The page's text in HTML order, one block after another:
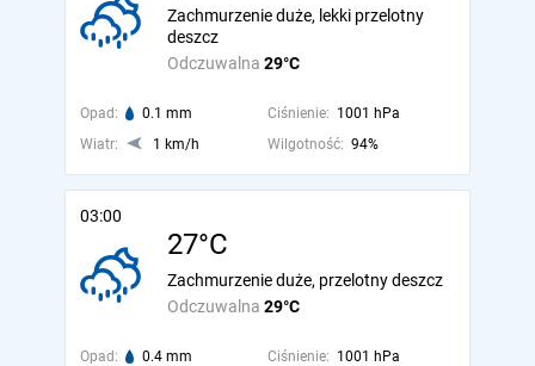
Odczuwalna 29°C
Zachmurzenie duże, lekki przelotny
deszcz
Opad: 0.1 mm Ciśnienie: 1001 hPa
Wiatr:
1 km/h Wilgotność: 94%
03:00
27°C
Odczuwalna 29°C
Zachmurzenie duże, przelotny deszcz
Opad: 0.4 mm Ciśnienie: 1001 hPa